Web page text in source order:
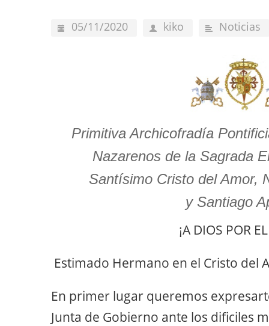
05/11/2020 kiko Noticias
Primitiva Archicofradía
Nazarenos de la Sagrada
Santísimo Cristo del Amor,
y Santiago
¡A DIOS POR
Estimado Hermano en el Cristo del
En primer lugar queremos
Junta de Gobierno ante los dificiles